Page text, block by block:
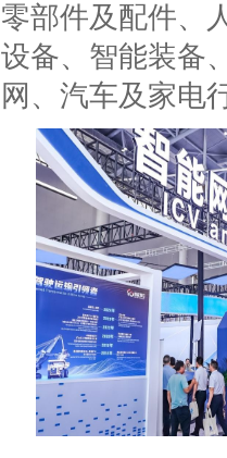
零部件及配件、
设备、智能装备
网、汽车及家电